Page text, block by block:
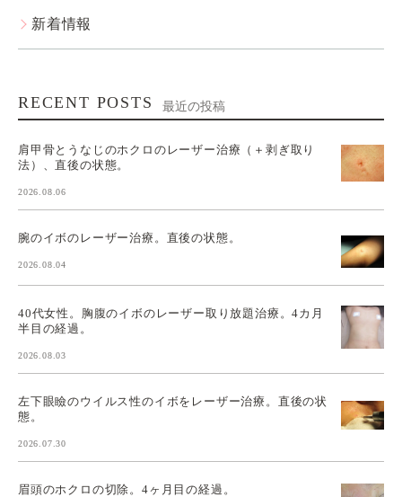
新着情報
RECENT POSTS 最近の投稿
肩甲骨とうなじのホクロのレーザー治療（＋剥ぎ取り
法）、直後の状態。
2026.08.06
腕のイボのレーザー治療。直後の状態。
2026.08.04
40代女性。胸腹のイボのレーザー取り放題治療。4カ月
半目の経過。
2026.08.03
左下眼瞼のウイルス性のイボをレーザー治療。直後の状
態。
2026.07.30
眉頭のホクロの切除。4ヶ月目の経過。